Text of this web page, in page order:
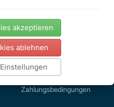
akzeptieren
ablehnen
Hausboote
Impressum Kontakt
Zahlungsbedingungen
Impressum Kontakt
Datenschutz
Widerrufsrecht
Zahlungsbedingungen